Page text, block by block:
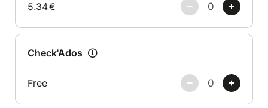
5.34€
Check'Ados
Free